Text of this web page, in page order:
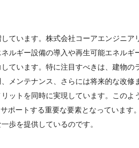
ています。株式会社コーアエンジニア
ルギー設備の導入や再生可能エネルギ
ています。特に注目すべきは、建物の
メンテナンス、さらには将来的な改修
ットを同時に実現しています。このよ
ポートする重要な要素となっています。
歩を提供しているのです。